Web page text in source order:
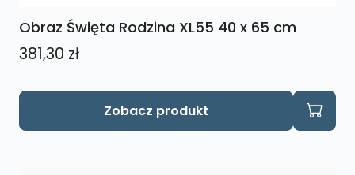
Obraz Święta Rodzina XL55 40 x 65 cm
381,30 zł
Zobacz produkt